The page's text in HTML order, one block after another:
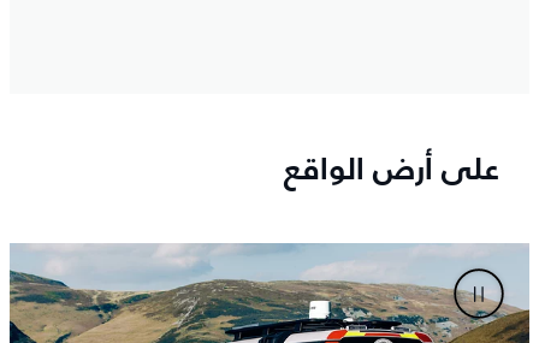
على أرض الواقع